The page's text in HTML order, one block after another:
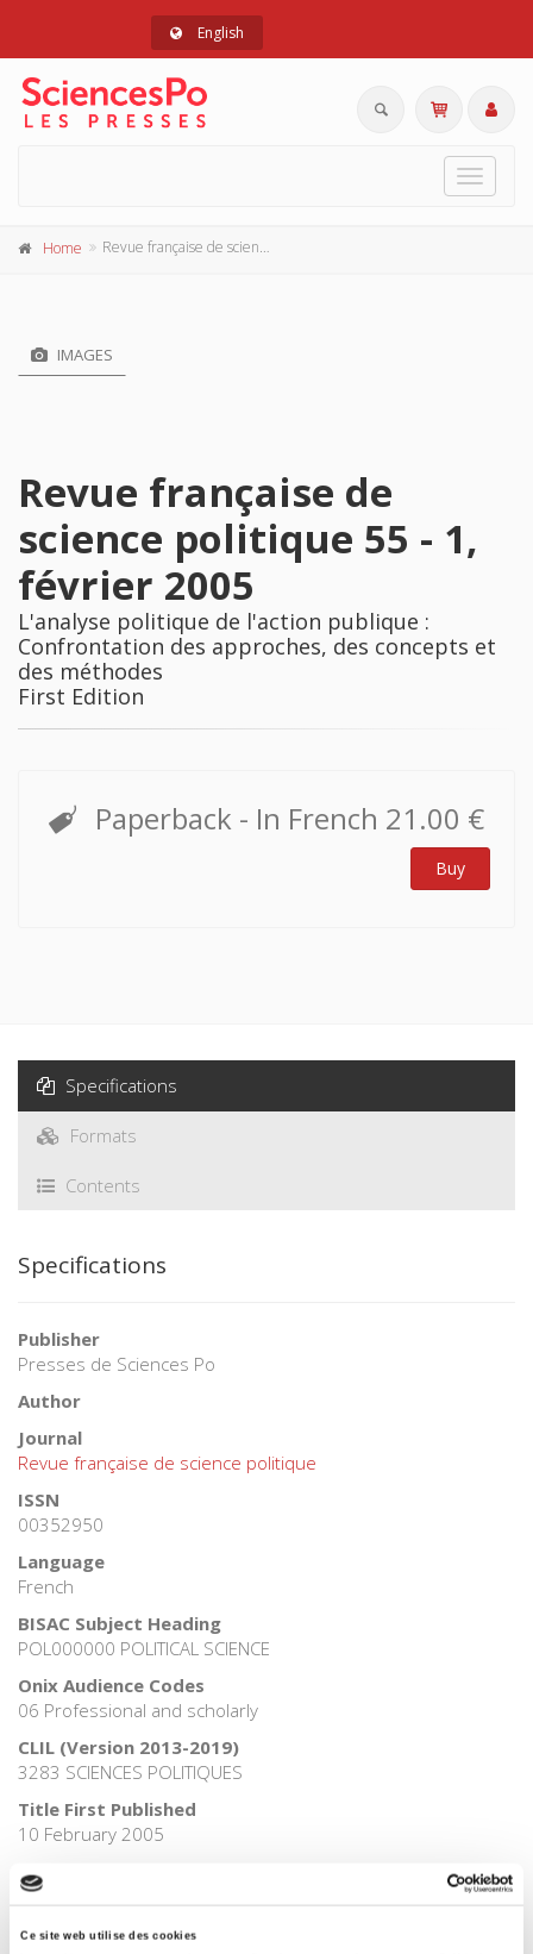
Ce site web utilise des cookies
English
Toggle
Home Revue française de science politique 55 - 1, février 2005
IMAGES
Revue française de
science politique 55 - 1,
février 2005
L'analyse politique de l'action publique :
Confrontation des approches, des concepts et
des méthodes
First Edition
Paperback - In French 21.00 €
Buy
Specifications
Formats
Contents
Specifications
Publisher
Presses de Sciences Po
Author
Journal
Revue française de science politique
ISSN
00352950
Language
French
BISAC Subject Heading
POL000000 POLITICAL SCIENCE
Onix Audience Codes
06 Professional and scholarly
CLIL (Version 2013-2019)
3283 SCIENCES POLITIQUES
Title First Published
10 February 2005
Subject Scheme Identifier Code
Thema subject category: Politics and government